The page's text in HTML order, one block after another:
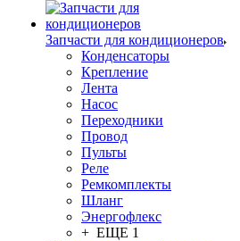
Запчасти для кондиционеров
Конденсаторы
Крепление
Лента
Насос
Переходники
Провод
Пульты
Реле
Ремкомплекты
Шланг
Энергофлекс
+ ЕЩЕ 1